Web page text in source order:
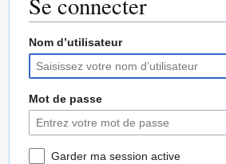
Aller
la
navigation
Aller
la
recherche
Nom d’utilisateur
Mot de passe
Garder ma session active